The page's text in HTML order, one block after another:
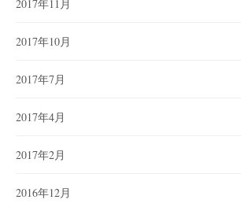
2017年11月
2017年10月
2017年7月
2017年4月
2017年2月
2016年12月